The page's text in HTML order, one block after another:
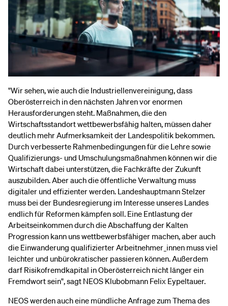
"Wir sehen, wie auch die Industriellenvereinigung, dass
Oberösterreich in den nächsten Jahren vor enormen
Herausforderungen steht. Maßnahmen, die den
Wirtschaftsstandort wettbewerbsfähig halten, müssen daher
deutlich mehr Aufmerksamkeit der Landespolitik bekommen.
Durch verbesserte Rahmenbedingungen für die Lehre sowie
Qualifizierungs- und Umschulungsmaßnahmen können wir die
Wirtschaft dabei unterstützen, die Fachkräfte der Zukunft
auszubilden. Aber auch die öffentliche Verwaltung muss
digitaler und effizienter werden. Landeshauptmann Stelzer
muss bei der Bundesregierung im Interesse unseres Landes
endlich für Reformen kämpfen soll. Eine Entlastung der
Arbeitseinkommen durch die Abschaffung der Kalten
Progression kann uns wettbewerbsfähiger machen, aber auch
die Einwanderung qualifizierter Arbeitnehmer_innen muss viel
leichter und unbürokratischer passieren können. Außerdem
darf Risikofremdkapital in Oberösterreich nicht länger ein
Fremdwort sein", sagt NEOS Klubobmann Felix Eypeltauer.
NEOS werden auch eine mündliche Anfrage zum Thema des